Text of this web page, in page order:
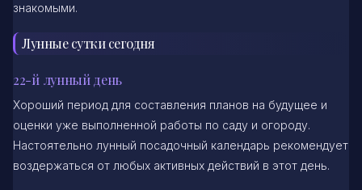
знакомыми.
Лунные сутки сегодня
22-й лунный день
Хороший период для составления планов на будущее и
оценки уже выполненной работы по саду и огороду.
Настоятельно лунный посадочный календарь рекомендует
воздержаться от любых активных действий в этот день.